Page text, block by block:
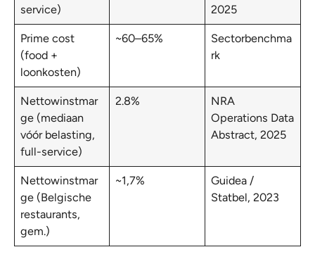
service)
2025
Prime cost
(food +
loonkosten)
~60–65%
Sectorbenchma
rk
Nettowinstmar
ge (mediaan
vóór belasting,
full-service)
2.8%
NRA
Operations Data
Abstract, 2025
Nettowinstmar
ge (Belgische
restaurants,
gem.)
~1,7%
Guidea /
Statbel, 2023